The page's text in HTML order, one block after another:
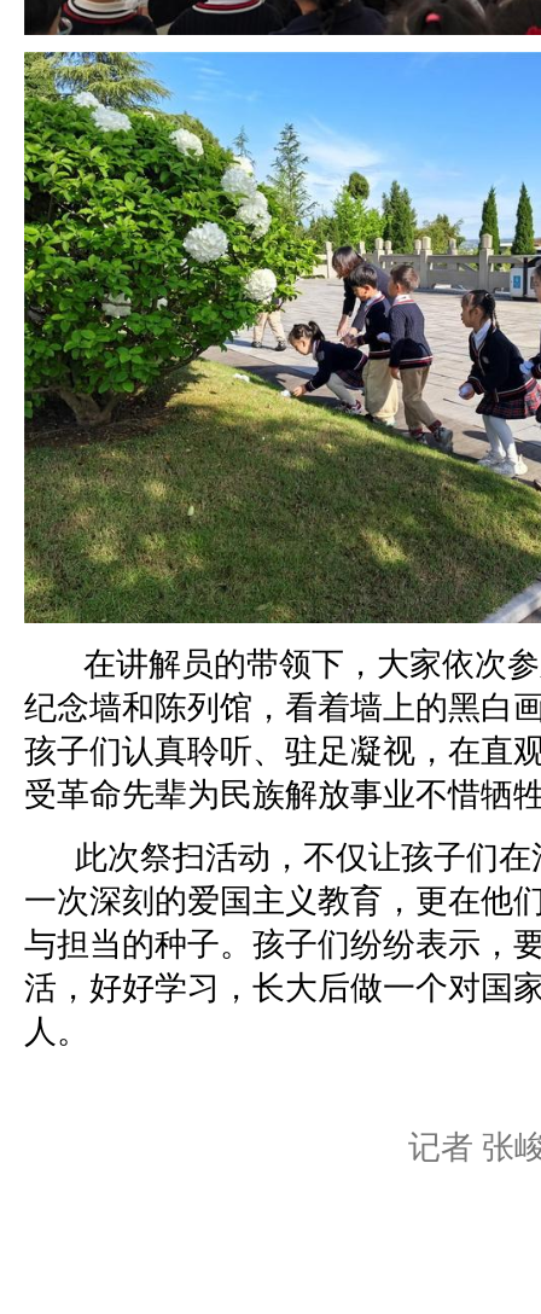
在讲解员的带领下，大家依次参
纪念墙和陈列馆，看着墙上的黑白
孩子们认真聆听、驻足凝视，在直
受革命先辈为民族解放事业不惜牺
此次祭扫活动，不仅让孩子们在
一次深刻的爱国主义教育，更在他
与担当的种子。孩子们纷纷表示，
活，好好学习，长大后做一个对国
人。
记者 张